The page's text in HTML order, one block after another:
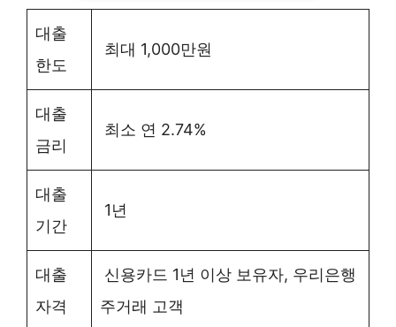
대출
한도
최대 1,000만원
대출
금리
최소 연 2.74%
대출
기간
1년
대출
자격
신용카드 1년 이상 보유자, 우리은행
주거래 고객